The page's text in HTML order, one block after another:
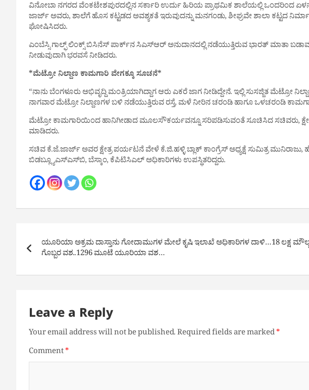
ವಿನೋಬಾ ನಗರದ ವೆಂಕಟೇಶಪುರದಲ್ಲಿನ ಸರ್ಕಾರಿ ಉರ್ದು ಹಿರಿಯ ಪ್ರಾಥಮಿಕ ಶಾಲೆಯಲ್ಲಿ ಒಂದರಿಂದ ಏಳನೇ
ಜಾರ್ಜ್ ಅವರು, ಶಾಲೆಗೆ ಹೊಸ ಕಟ್ಟಡದ ಅವಶ್ಯಕತೆ ಇರುವುದನ್ನು ಮನಗಂಡು, ಶೀಘ್ರವೇ ಶಾಲಾ ಕಟ್ಟದ
ಘೋಷಿಸಿದರು.
ಎಂಬೆಸ್ಸಿ ಗಾಲ್ಫ್ ಲಿಂಕ್ಸ್ ಬಿಸಿನೆಸ್ ಪಾರ್ಕ್‌ನ ಸಿಎಸ್‌ಆರ್ ಅನುದಾನದಲ್ಲಿ ನಡೆಯುತ್ತಿರುವ ಭಾರತ್ ಮಾತಾ
ನೀಡುವುದಾಗಿ ಭರವಸೆ ನೀಡಿದರು.
*ಮೆಟ್ರೋ ನಿಲ್ದಾಣ ಕಾಮಗಾರಿ ವೇಗಕ್ಕೂ ಸೂಚನೆ*
“ನಾನು ಬೆಂಗಳೂರು ಅಭಿವೃದ್ದಿ ಮಂತ್ರಿಯಾಗಿದ್ದಾಗ ಆರು ಎಕರೆ ಜಾಗ ನೀಡಿದ್ದೇನೆ. ಇಲ್ಲಿ ಸುಸಜ್ಜಿತ ಮೆಟ್ರೋ
ನಾಗವಾರ ಮೆಟ್ರೋ ನಿಲ್ದಾಣಗಳ ಬಳಿ ನಡೆಯುತ್ತಿರುವ ರಸ್ತೆ, ಮಳೆ ನೀರಿನ ಚರಂಡಿ ಹಾಗೂ ಒಳಚರಂಡಿ
ಮೆಟ್ರೋ ಕಾಮಗಾರಿಯಿಂದ ಹಾನಿಗೀಡಾದ ಮೂಲಸೌಕರ್ಯವನ್ನೂ ಸರಿಪಡಿಸುವಂತೆ ಸೂಚಿಸಿದ ಸಚಿವರು,
ಮಾಡಿದರು.
ಸಚಿವ ಕೆ.ಜೆ.ಜಾರ್ಜ್ ಅವರ ಕ್ಷೇತ್ರ ಪರ್ಯಟನೆ ವೇಳೆ ಕೆ.ಜಿ.ಹಳ್ಳಿ ಬ್ಲಾಕ್ ಕಾಂಗ್ರೆಸ್ ಅಧ್ಯಕ್ಷೆ ಸುಮಿತ್ರ
ಬಿಡಬ್ಲ್ಯೂಎಸ್‌ಎಸ್‌ಬಿ, ಬೆಸ್ಕಾಂ, ಕೆಪಿಟಿಸಿಎಲ್ ಅಧಿಕಾರಿಗಳು ಉಪಸ್ಥಿತರಿದ್ದರು.
Post
navigation
ಯೂರಿಯಾ ಅಕ್ರಮ ದಾಸ್ತಾನು ಗೋದಾಮುಗಳ ಮೇಲೆ ಕೃಷಿ ಇಲಾಖೆ ಅಧಿಕಾರಿಗಳ ದಾಳಿ…18 ಲಕ್ಷ
ಗೊಬ್ಬರ ವಶ..1296 ಮೂಟೆ ಯೂರಿಯಾ ವಶ…
Leave a Reply
Your email address will not be published.Required fields are marked*
Comment*